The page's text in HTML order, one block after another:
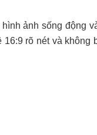
ảnh sống động
rõ nét và không